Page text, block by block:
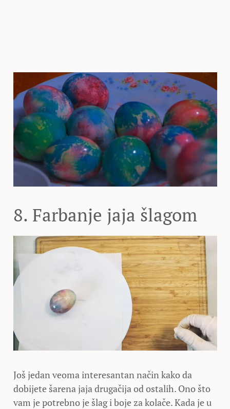
8. Farbanje jaja šlagom
Još jedan veoma interesantan način kako da
dobijete šarena jaja drugačija od ostalih. Ono što
vam je potrebno je šlag i boje za kolače. Kada je u